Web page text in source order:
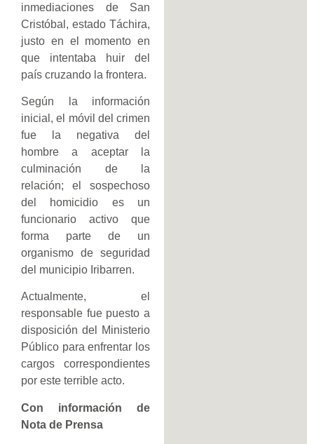
inmediaciones de San
Cristóbal, estado Táchira,
justo en el momento en
que intentaba huir del
país cruzando la frontera.
Según la información
inicial, el móvil del crimen
fue la negativa del
hombre a aceptar la
culminación de la
relación; el sospechoso
del homicidio es un
funcionario activo que
forma parte de un
organismo de seguridad
del municipio Iribarren.
Actualmente, el
responsable fue puesto a
disposición del Ministerio
Público para enfrentar los
cargos correspondientes
por este terrible acto.
Con información de
Nota de Prensa